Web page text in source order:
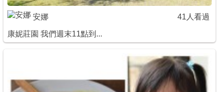
安娜 41人看過
康妮莊園 我們週末11點到...